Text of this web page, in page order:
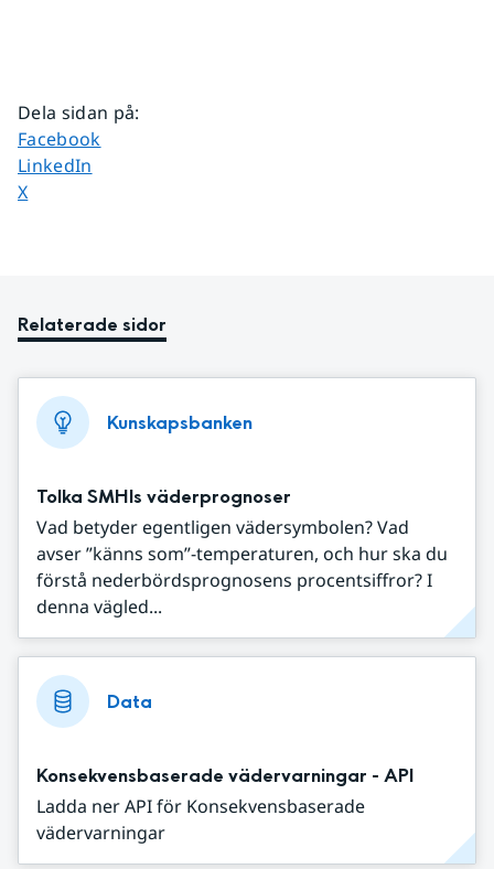
Dela sidan på:
Dela sidan på
Facebook
Dela sidan på
LinkedIn
Dela sidan på
X
Relaterade sidor
Kunskapsbanken
Tolka SMHIs väderprognoser
Vad betyder egentligen vädersymbolen? Vad
avser ”känns som”-temperaturen, och hur ska du
förstå nederbördsprognosens procentsiffror? I
denna vägled...
Data
Konsekvensbaserade vädervarningar - API
Ladda ner API för Konsekvensbaserade
vädervarningar